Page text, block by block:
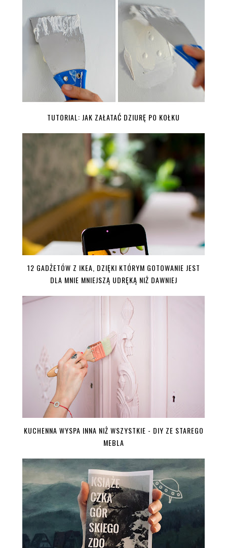
TUTORIAL: JAK ZAŁATAĆ DZIURĘ PO KOŁKU
12 GADŻETÓW Z IKEA, DZIĘKI KTÓRYM GOTOWANIE JEST
DLA MNIE MNIEJSZĄ UDRĘKĄ NIŻ DAWNIEJ
KUCHENNA WYSPA INNA NIŻ WSZYSTKIE - DIY ZE STAREGO
MEBLA